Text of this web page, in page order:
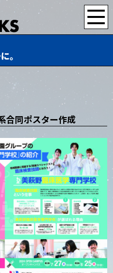
。
合同ポスター作成